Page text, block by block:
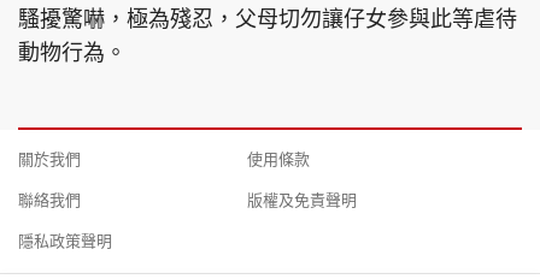
騷擾驚嚇，極為殘忍，父母切勿讓仔女參與此等虐待
動物行為。
關於我們
聯絡我們
隱私政策聲明
使用條款
版權及免責聲明